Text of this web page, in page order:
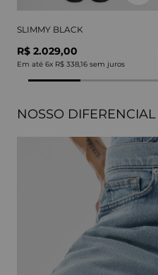
SLIMMY BLACK
R$ 2.029,00
Em até 6x R$ 338,16 sem juros
NOSSO DIFERENCIAL